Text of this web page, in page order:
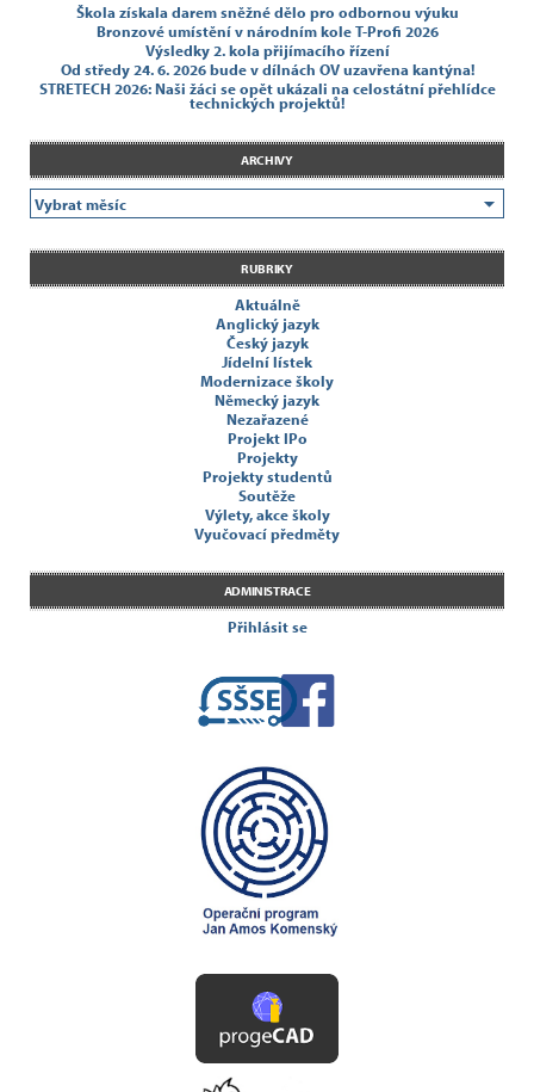
Škola získala darem sněžné dělo pro odbornou výuku
Bronzové umístění v národním kole T-Profi 2026
Výsledky 2. kola přijímacího řízení
Od středy 24. 6. 2026 bude v dílnách OV uzavřena kantýna!
STRETECH 2026: Naši žáci se opět ukázali na celostátní přehlídce
technických projektů!
ARCHIVY
RUBRIKY
Aktuálně
Anglický jazyk
Český jazyk
Jídelní lístek
Modernizace školy
Německý jazyk
Nezařazené
Projekt IPo
Projekty
Projekty studentů
Soutěže
Výlety, akce školy
Vyučovací předměty
ADMINISTRACE
Přihlásit se